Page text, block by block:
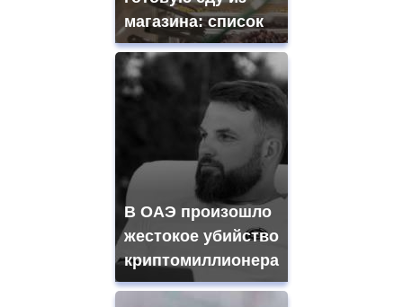
магазина: список
В ОАЭ произошло
жестокое убийство
криптомиллионера